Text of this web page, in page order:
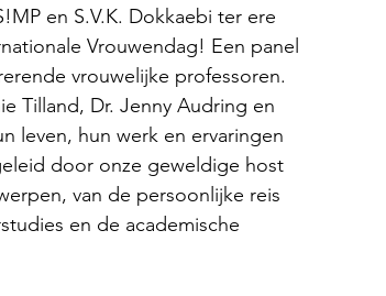
en S.V.K. Dokkaebi ter ere
Vrouwendag! Een panel
vrouwelijke professoren.
Tilland, Dr. Jenny Audring en
leven, hun werk en ervaringen
door onze geweldige host
van de persoonlijke reis
en de academische